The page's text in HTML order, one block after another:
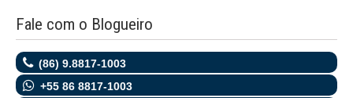
Fale com o Blogueiro
(86) 9.8817-1003
+55 86 8817-1003